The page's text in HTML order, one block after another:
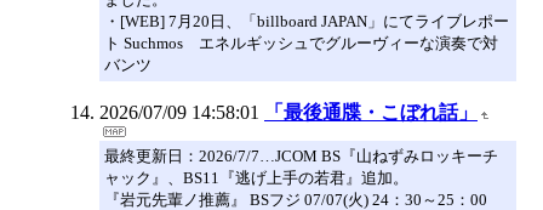
・[WEB] 7月20日、「billboard JAPAN」にてライブレポー
ト Suchmos エネルギッシュでグルーヴィーな演奏で対
バンツ
2026/07/09 14:58:01 「最後通牒・こぼれ話」
最終更新日：2026/7/7…JCOM BS『山ねずみロッキーチ
ャック』、BS11『逃げ上手の若君』追加。
『岩元先輩ノ推薦』 BSフジ 07/07(火) 24：30～25：00